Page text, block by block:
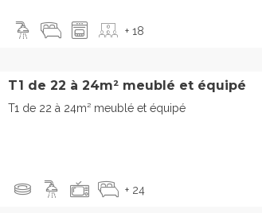
+ 18
T1 de 22 à 24m² meublé et équipé
T1 de 22 à 24m² meublé et équipé
+ 24